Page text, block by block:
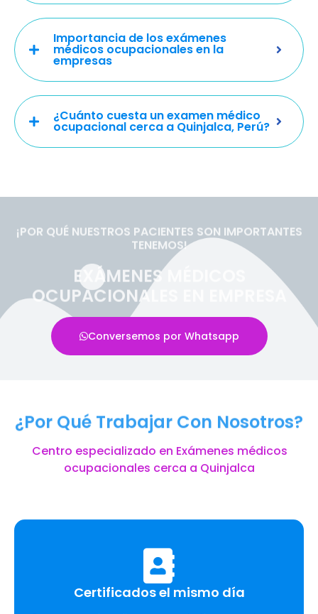
Importancia de los exámenes
médicos ocupacionales en la
empresas
¿Cuánto cuesta un examen médico
ocupacional cerca a Quinjalca, Perú?
¡POR QUÉ NUESTROS PACIENTES SON IMPORTANTES
TENEMOS!
EXÁMENES MÉDICOS
OCUPACIONALES EN EMPRESA
Conversemos por Whatsapp
¿Por Qué Trabajar Con Nosotros?
Centro especializado en Exámenes médicos
ocupacionales cerca a Quinjalca
Certificados el mismo día